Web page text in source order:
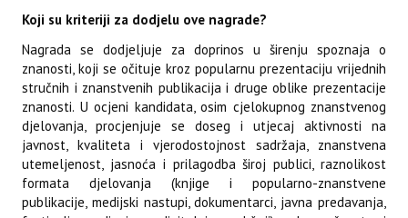
Koji su kriteriji za dodjelu ove nagrade?
Nagrada se dodjeljuje za doprinos u širenju spoznaja o
znanosti, koji se očituje kroz popularnu prezentaciju vrijednih
stručnih i znanstvenih publikacija i druge oblike prezentacije
znanosti. U ocjeni kandidata, osim cjelokupnog znanstvenog
djelovanja, procjenjuje se doseg i utjecaj aktivnosti na
javnost, kvaliteta i vjerodostojnost sadržaja, znanstvena
utemeljenost, jasnoća i prilagodba široj publici, raznolikost
formata djelovanja (knjige i popularno-znanstvene
publikacije, medijski nastupi, dokumentarci, javna predavanja,